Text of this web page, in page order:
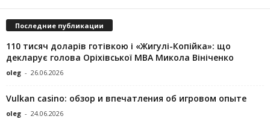
Последние публикации
110 тисяч доларів готівкою і «Жигулі-Копійка»: що
декларує голова Оріхівської МВА Микола Вініченко
oleg - 26.06.2026
Vulkan casino: обзор и впечатления об игровом опыте
oleg - 24.06.2026